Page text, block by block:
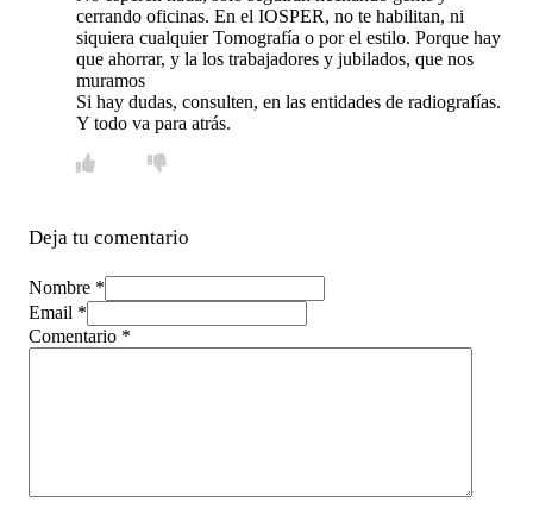
cerrando oficinas. En el IOSPER, no te habilitan, ni
siquiera cualquier Tomografía o por el estilo. Porque hay
que ahorrar, y la los trabajadores y jubilados, que nos
muramos
Si hay dudas, consulten, en las entidades de radiografías.
Y todo va para atrás.
Deja tu comentario
Nombre *
Email *
Comentario *